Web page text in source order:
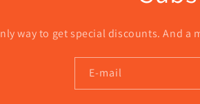
way to get special discounts. And a
E-mail